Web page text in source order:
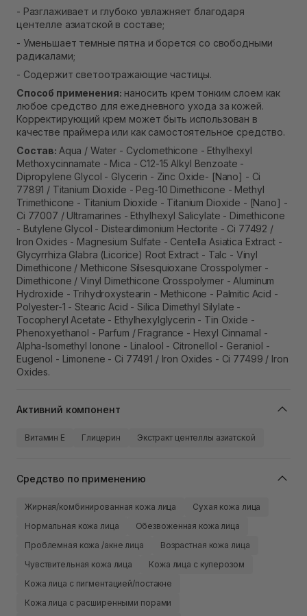
- Разглаживает и глубоко увлажняет благодаря
центелле азиатской в ​​составе;
- Уменьшает темные пятна и борется со свободными
радикалами;
- Содержит светоотражающие частицы.
Способ применения: наносить крем тонким слоем как
любое средство для ежедневного ухода за кожей.
Корректирующий крем может быть использован в
качестве праймера или как самостоятельное средство.
Состав: Aqua / Water - Cyclomethicone - Ethylhexyl
Methoxycinnamate - Mica - C12-15 Alkyl Benzoate -
Dipropylene Glycol - Glycerin - Zinc Oxide- [Nano] - Ci
77891 / Titanium Dioxide - Peg-10 Dimethicone - Methyl
Trimethicone - Titanium Dioxide - Titanium Dioxide - [Nano] -
Ci 77007 / Ultramarines - Ethylhexyl Salicylate - Dimethicone
- Butylene Glycol - Disteardimonium Hectorite - Ci 77492 /
Iron Oxides - Magnesium Sulfate - Centella Asiatica Extract -
Glycyrrhiza Glabra (Licorice) Root Extract - Talc - Vinyl
Dimethicone / Methicone Silsesquioxane Crosspolymer -
Dimethicone / Vinyl Dimethicone Crosspolymer - Aluminum
Hydroxide - Trihydroxystearin - Methicone - Palmitic Acid -
Polyester-1 - Stearic Acid - Silica Dimethyl Silylate -
Tocopheryl Acetate - Ethylhexylglycerin - Tin Oxide -
Phenoxyethanol - Parfum / Fragrance - Hexyl Cinnamal -
Alpha-Isomethyl Ionone - Linalool - Citronellol - Geraniol -
Eugenol - Limonene - Ci 77491 / Iron Oxides - Ci 77499 / Iron
Oxides.
Активний компонент
Витамин Е Глицерин Экстракт центеллы азиатской
Средство по применению
Жирная/комбинированная кожа лица
Сухая кожа лица
Нормальная кожа лица
Обезвоженная кожа лица
Проблемная кожа /акне лица
Возрастная кожа лица
Чувствительная кожа лица
Кожа лица с куперозом
Кожа лица с пигментацией/постакне
Кожа лица с расширенными порами